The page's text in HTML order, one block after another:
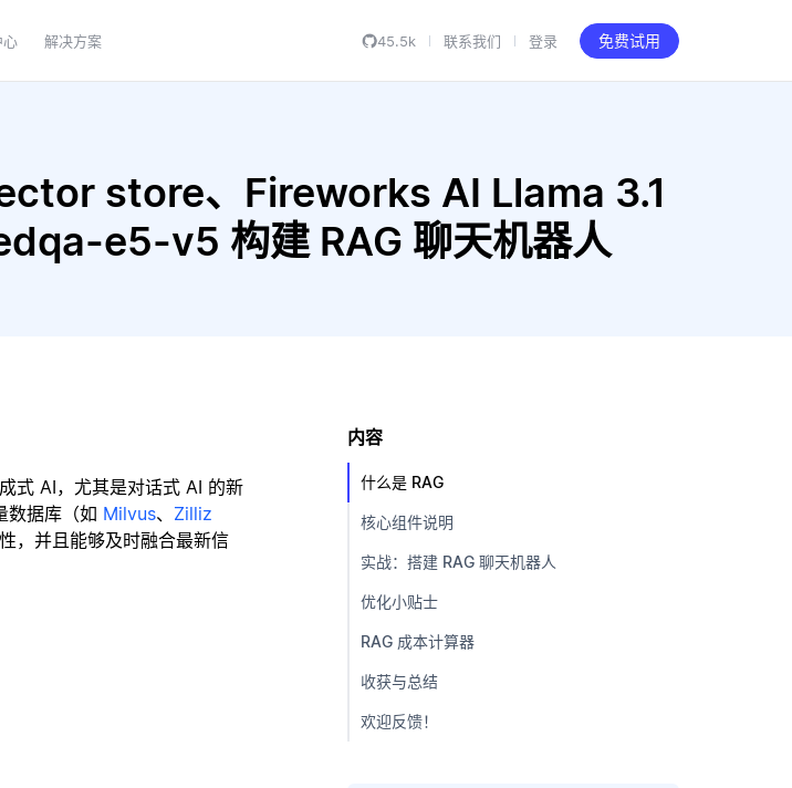
心 解决方案 45.5k 联系我们 登录 免费试用
store、Fireworks AI Llama 3.1
e5-v5 构建 RAG 聊天机器人
式 AI，尤其是对话式 AI 的新
数据库（如 Milvus、 Zilliz
，并且能够及时融合最新信
内容
什么是 RAG
核心组件说明
实战：搭建 RAG 聊天机器人
优化小贴士
RAG 成本计算器
收获与总结
欢迎反馈！